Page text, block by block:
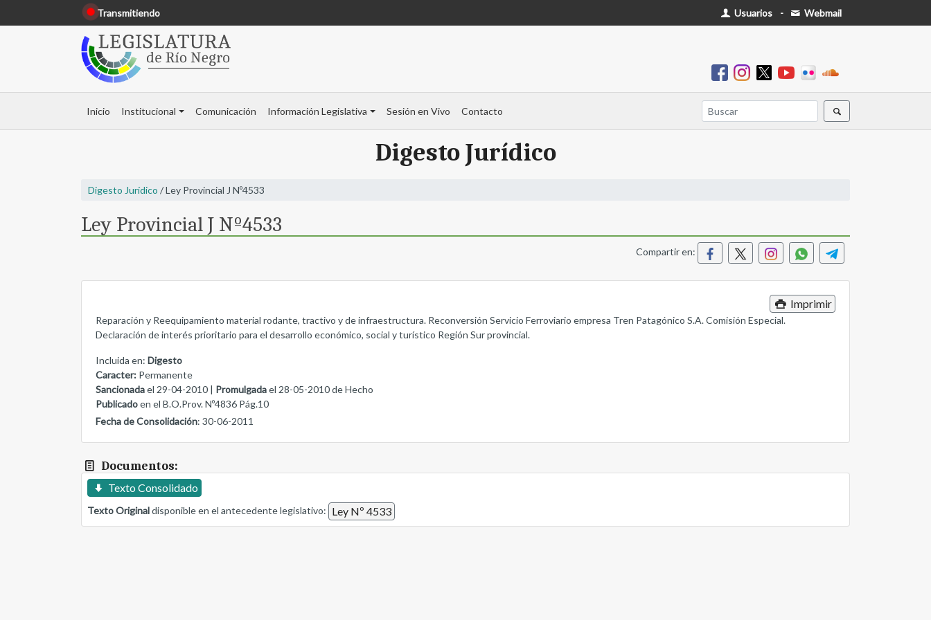
Transmitiendo Usuarios - Webmail
Inicio Institucional Comunicación Información Legislativa Sesión en Vivo Contacto
Digesto Jurídico
Digesto Jurídico / Ley Provincial J Nº4533
Ley Provincial J Nº4533
Compartir en:
Imprimir
Reparación y Reequipamiento material rodante, tractivo y de infraestructura. Reconversión Servicio Ferroviario empresa Tren Patagónico S.A. Comisión Especial.
Declaración de interés prioritario para el desarrollo económico, social y turístico Región Sur provincial.
Incluida en: Digesto
Caracter: Permanente
Sancionadael 29-04-2010 | Promulgadael 28-05-2010 de Hecho
Publicadoen el B.O.Prov. Nº4836 Pág.10
Fecha de Consolidación: 30-06-2011
Documentos:
Texto Consolidado
Texto Originaldisponible en el antecedente legislativo: Ley Nº 4533